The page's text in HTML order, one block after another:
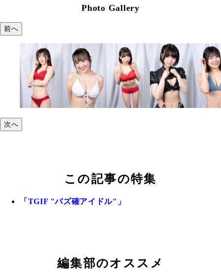
Photo Gallery
前へ
次へ
この記事の特集
「TGIF "バズ確アイドル"」
編集部のオススメ